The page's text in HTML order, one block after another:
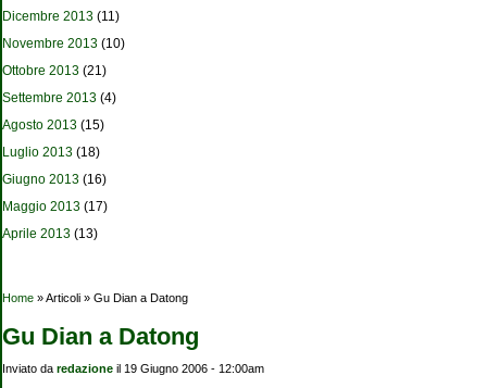
Dicembre 2013 (11)
Novembre 2013 (10)
Ottobre 2013 (21)
Settembre 2013 (4)
Agosto 2013 (15)
Luglio 2013 (18)
Giugno 2013 (16)
Maggio 2013 (17)
Aprile 2013 (13)
Tu sei qui
Home » Articoli » Gu Dian a Datong
Gu Dian a Datong
Inviato da redazione il 19 Giugno 2006 - 12:00am